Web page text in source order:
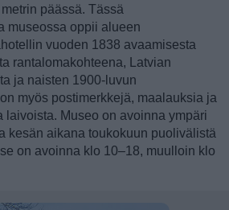
päässä. Tässä
museossa oppii alueen
vuoden 1838 avaamisesta
rantalomakohteena, Latvian
ja naisten 1900-luvun
myös postimerkkejä, maalauksia ja
laivoista. Museo on avoinna ympäri
kesän aikana toukokuun puolivälistä
on avoinna klo 10–18, muulloin klo